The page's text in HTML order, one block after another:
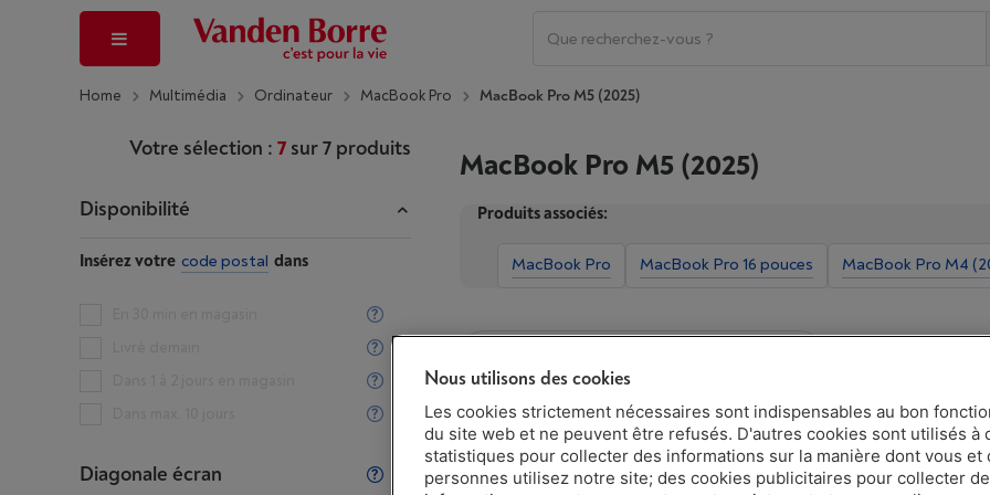
Home Multimédia Ordinateur MacBook Pro MacBook Pro M5 (2025)
Votre sélection : 7sur7produits
Disponibilité
Insérez votre code postal dans
Diagonale écran
MacBook Pro M5 (2025)
Produits associés:
MacBook Pro MacBook Pro 16 pouces MacBook Pro M4
Nous utilisons des cookies
Les cookies strictement nécessaires sont indispensables au bon
du site web et ne peuvent être refusés. D'autres cookies sont utilisés à
statistiques pour collecter des informations sur la manière dont vous et
personnes utilisez notre site; des cookies publicitaires pour collecter